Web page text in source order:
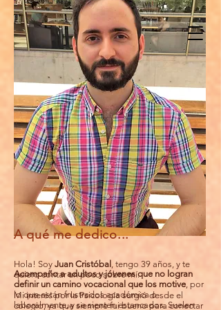
Juan Cristóbaldidier
Psicología Vocacional y
Psicoterapia
sobre mí
Hola! Soy Juan Cristóbal , tengo 39 años, y te
quiero contar un poco sobre mí.
Mi interés por la Psicología surgió desde el
colegio, ya que siempre fui bueno para conectar
A qué me dedico...
Acompaño a adultos y jóvenes que no logran
definir un camino vocacional que los motive, por
lo que están frustrados académica o
laboralmente, y se sienten estancados. Suelen